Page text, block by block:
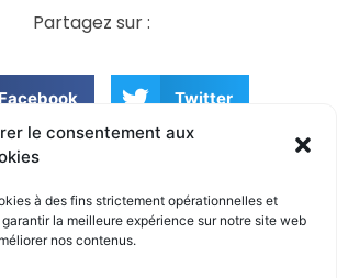
le consentement aux
à des fins strictement opérationnelles et
la meilleure expérience sur notre site web
nos contenus.
Partagez sur :
Twitter